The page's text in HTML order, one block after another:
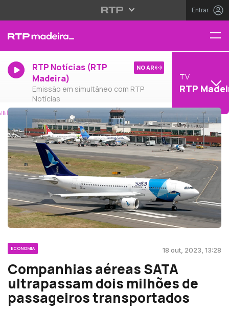
Entrar
RTP Notícias (RTP
Madeira)
Emissão em simultâneo com RTP
Notícias
NO AR
TV
RTP
ECONOMIA 18 out, 2023, 13:28
Companhias aéreas SATA
ultrapassam dois milhões de
passageiros transportados